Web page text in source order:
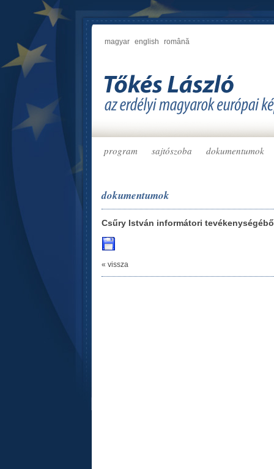
magyar english română
program sajtószoba dokumentumok
dokumentumok
Csűry István informátori
« vissza